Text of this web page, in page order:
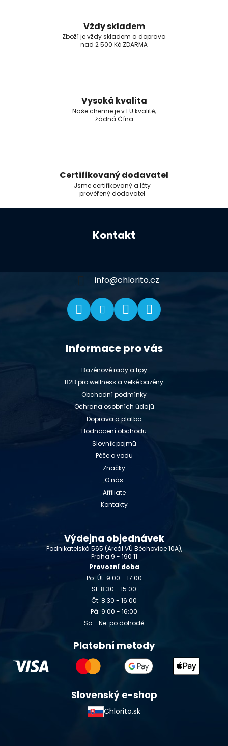
Vždy skladem
Zboží je vždy skladem a doprava
nad 2 500 Kč ZDARMA
Vysoká kvalita
Naše chemie je v EU kvalitě,
žádná Čína
Certifikovaný dodavatel
Jsme certifikovaný a léty
prověřený dodavatel
Kontakt
info@chlorito.cz
Informace pro vás
Bazénové rady a tipy
B2B pro wellness a velké bazény
Obchodní podmínky
Ochrana osobních údajů
Doprava a platba
Hodnocení obchodu
Slovník pojmů
Péče o vodu
Značky
O nás
Affiliate
Kontakty
Výdejna objednávek
Podnikatelská 565 (Areál VÚ Běchovice 10A),
Praha 9 - 190 11
Provozní doba
Po-Út: 9:00 - 17:00
St: 8:30 - 15:00
Čt: 8:30 - 16:00
Pá: 9:00 - 16:00
So - Ne: po dohodě
Platební metody
Slovenský e-shop
Chlorito.sk